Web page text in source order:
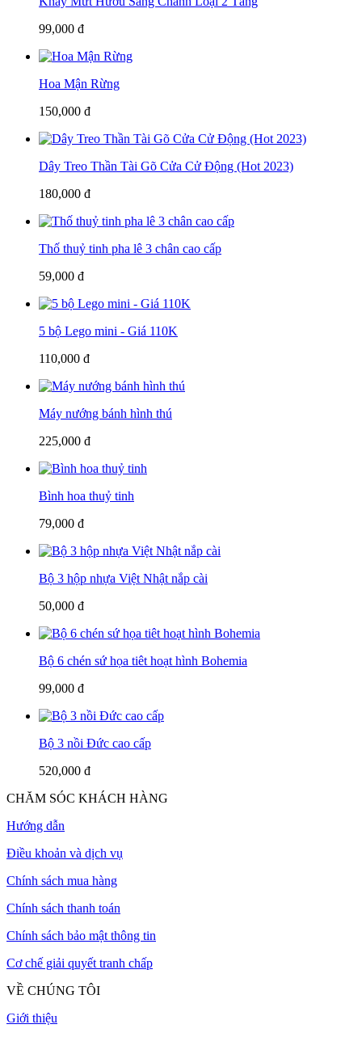
99,000 đ
Hoa Mận Rừng
150,000 đ
Dây Treo Thần Tài Gõ Cửa Cử Động (Hot 2023)
180,000 đ
Thố thuỷ tinh pha lê 3 chân cao cấp
59,000 đ
5 bộ Lego mini - Giá 110K
110,000 đ
Máy nướng bánh hình thú
225,000 đ
Bình hoa thuỷ tinh
79,000 đ
Bộ 3 hộp nhựa Việt Nhật nắp cài
50,000 đ
Bộ 6 chén sứ họa tiêt hoạt hình Bohemia
99,000 đ
Bộ 3 nồi Đức cao cấp
520,000 đ
CHĂM SÓC KHÁCH HÀNG
Hướng dẫn
Điều khoản và dịch vụ
Chính sách mua hàng
Chính sách thanh toán
Chính sách bảo mật thông tin
Cơ chế giải quyết tranh chấp
VỀ CHÚNG TÔI
Giới thiệu